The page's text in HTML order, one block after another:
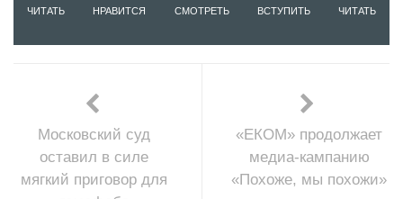
ЧИТАТЬ НРАВИТСЯ СМОТРЕТЬ ВСТУПИТЬ ЧИТАТЬ
Московский суд
оставил в силе
мягкий приговор для
«ЕКОМ» продолжает
медиа-кампанию
«Похоже, мы похожи»